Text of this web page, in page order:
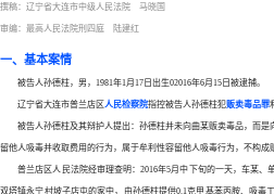
撰稿：辽宁省大连市中级人民法院 马晓国
审编：最高人民法院刑四庭 陆建红
一、基本案情
被告人孙德柱，男， 1981年1月17日出生02016年6月15日被逮捕。
辽宁省大连市普兰店区人民检察院指控被告人孙德柱犯贩卖毒品罪
被告人孙德柱及其辩护人提出：孙德柱并未向曲某贩卖毒品，而是
留他人吸毒并收取费用的行为，属于牟利性容留他人吸毒行为，不构成
普兰店区人民法院经审理查明：2016年5月中下旬的一天，车某、
双塔镇永宁村坡子店屯的家中，由孙德柱提供0.1克甲基苯丙胺、吸毒